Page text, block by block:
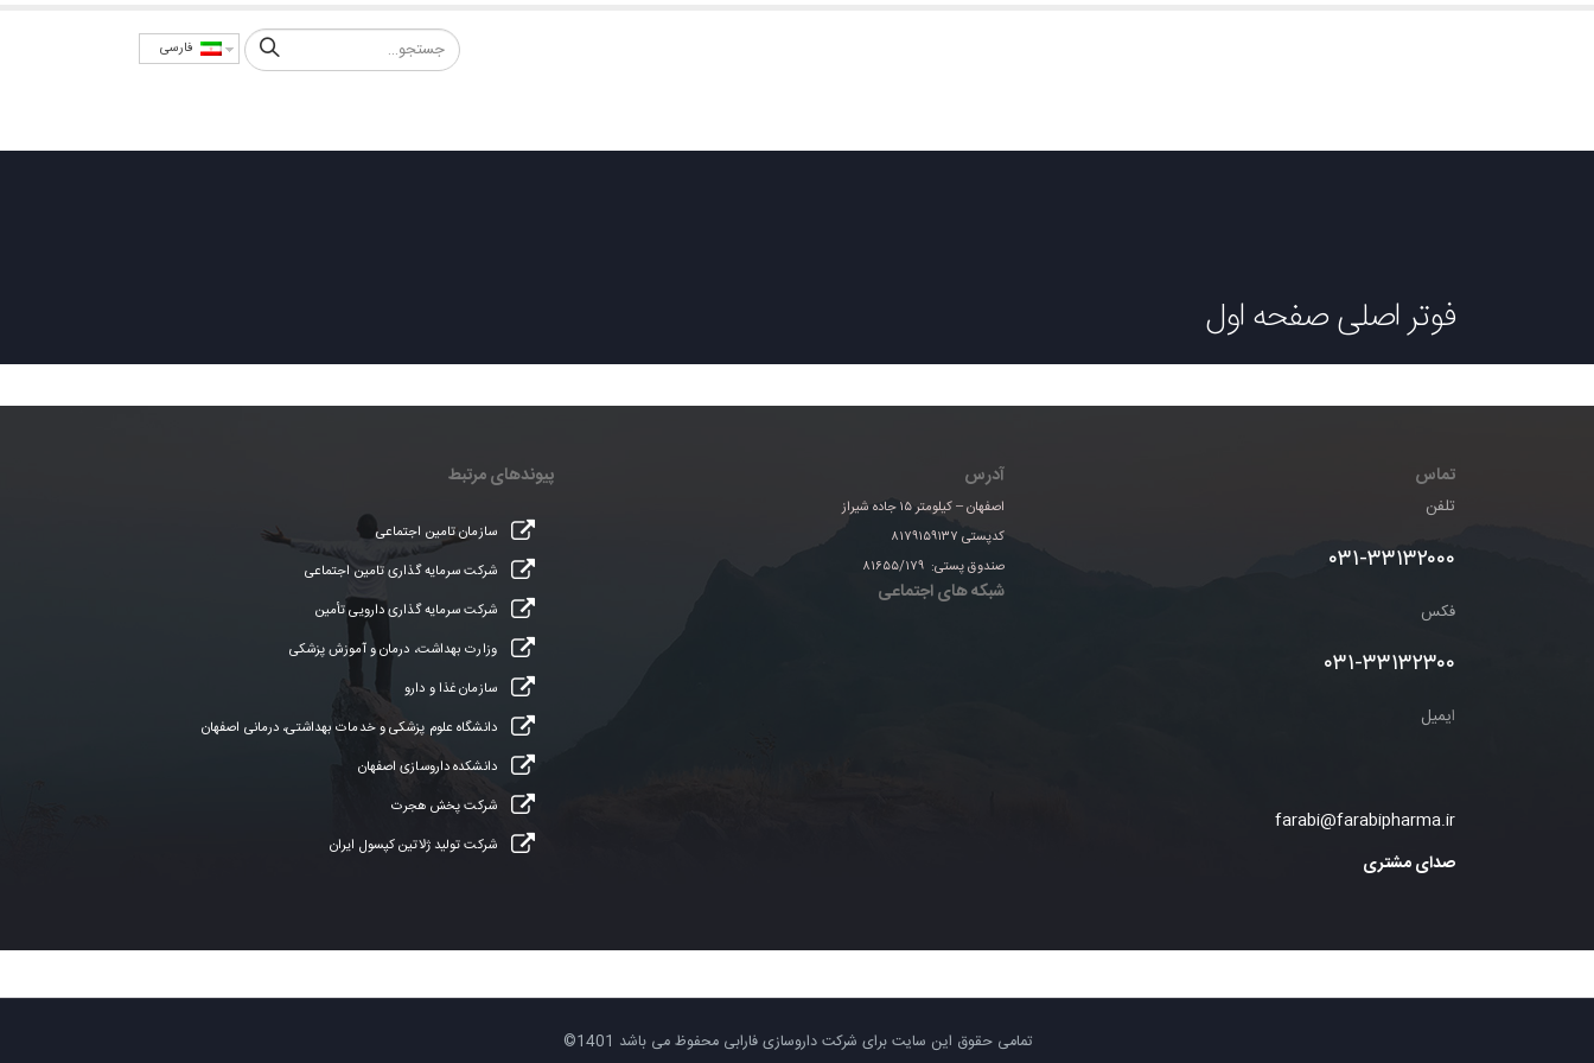
فارسی
فوتر اصلی صفحه اول
تماس
تلفن
۰۳۱-۳۳۱۳۲۰۰۰
فکس
۰۳۱-۳۳۱۳۲۳۰۰
ایمیل
farabi@farabipharma.ir
صدای مشتری
آدرس
اصفهان – کیلومتر ۱۵ جاده شیراز
کدپستی ۸۱۷۹۱۵۹۱۳۷
صندوق پستی: ۸۱۶۵۵/۱۷۹
شبکه های اجتماعی
پیوندهای مرتبط
سازمان تامین اجتماعی
شرکت سرمایه گذاری تامین اجتماعی
شرکت سرمایه گذاری دارویی تأمین
وزارت بهداشت، درمان و آموزش پزشکی
سازمان غذا و دارو
دانشگاه علوم پزشکی و خدمات بهداشتی، درمانی اصفهان
دانشکده داروسازی اصفهان
شرکت پخش هجرت
شرکت تولید ژلاتین کپسول ایران
تمامی حقوق این سایت برای شرکت داروسازی فارابی محفوظ می باشد 1401©